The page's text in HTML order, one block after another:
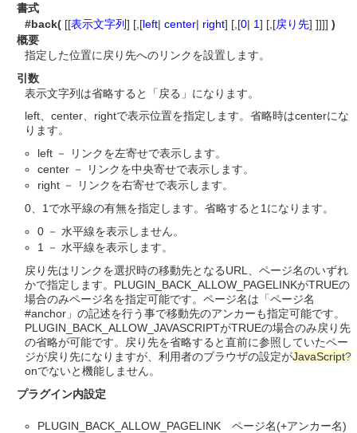
書式
#back( [[表示文字列] [,[left| center| right] [,[0| 1] [,[戻り先] ]]]] )
概要
指定した位置に戻り先へのリンクを設置します。
引数
表示文字列は省略すると「戻る」になります。
left、center、rightで表示位置を指定します。省略時はcenterにな
ります。
left － リンクを左寄せで表示します。
center － リンクを中央寄せで表示します。
right － リンクを右寄せで表示します。
0、1で水平線の有無を指定します。省略すると1になります。
0 － 水平線を表示しません。
1 － 水平線を表示します。
戻り先はリンクを選択時の移動先となるURL、ページ名のいずれ
かで指定します。PLUGIN_BACK_ALLOW_PAGELINKがTRUEの
場合のみページ名を指定可能です。ページ名は「ページ名
#anchor」の記述を行う事で移動先のアンカーも指定可能です。
PLUGIN_BACK_ALLOW_JAVASCRIPTがTRUEの場合のみ戻り先
の省略が可能です。戻り先を省略すると直前に参照していたペー
ジが戻り先になりますが、利用者のブラウザの設定がJavaScript?
onでないと機能しません。
プラグイン内設定
PLUGIN_BACK_ALLOW_PAGELINK ページ名(+アンカー名)